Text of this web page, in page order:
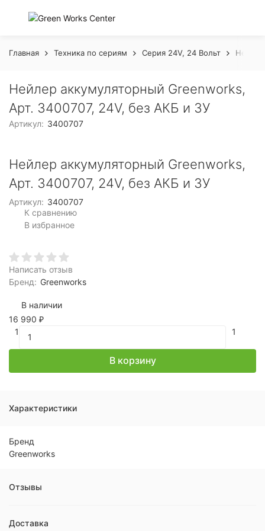
Главная Техника по сериям Серия 24V, 24 Вольт
Нейлер аккумуляторный Greenworks,
Арт. 3400707, 24V, без АКБ и ЗУ
Артикул: 3400707
Нейлер аккумуляторный Greenworks,
Арт. 3400707, 24V, без АКБ и ЗУ
Артикул: 3400707
К сравнению
В избранное
Написать отзыв
Бренд: Greenworks
В наличии
16 990 ₽
1 1
В корзину
Характеристики
Бренд
Greenworks
Отзывы
Доставка